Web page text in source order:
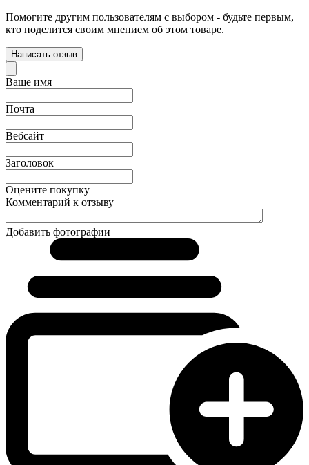
Помогите другим пользователям с выбором - будьте первым,
кто поделится своим мнением об этом товаре.
Написать отзыв
Ваше имя
Почта
Вебсайт
Заголовок
Оцените покупку
Комментарий к отзыву
Добавить фотографии